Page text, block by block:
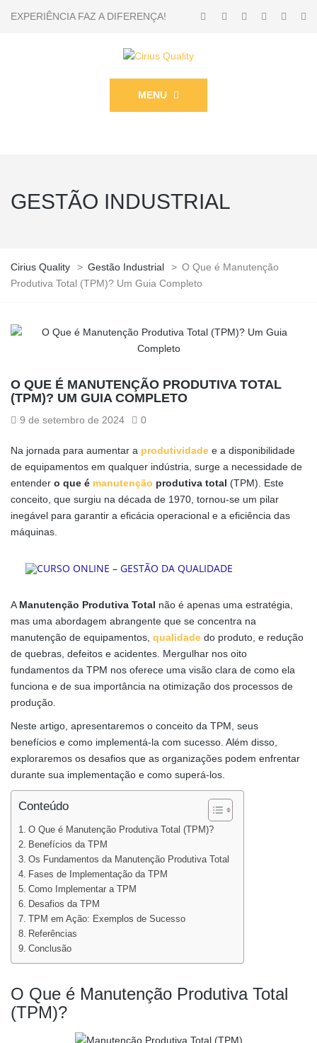
EXPERIÊNCIA FAZ A DIFERENÇA!
MENU
GESTÃO INDUSTRIAL
Cirius Quality > Gestão Industrial > O Que é Manutenção
Produtiva Total (TPM)? Um Guia Completo
O QUE É MANUTENÇÃO PRODUTIVA TOTAL
(TPM)? UM GUIA COMPLETO
9 de setembro de 2024 0
Na jornada para aumentar a produtividade e a disponibilidade
de equipamentos em qualquer indústria, surge a necessidade de
entender o que é manutenção produtiva total (TPM). Este
conceito, que surgiu na década de 1970, tornou-se um pilar
inegável para garantir a eficácia operacional e a eficiência das
máquinas.
A Manutenção Produtiva Total não é apenas uma estratégia,
mas uma abordagem abrangente que se concentra na
manutenção de equipamentos, qualidade do produto, e redução
de quebras, defeitos e acidentes. Mergulhar nos oito
fundamentos da TPM nos oferece uma visão clara de como ela
funciona e de sua importância na otimização dos processos de
produção.
Neste artigo, apresentaremos o conceito da TPM, seus
benefícios e como implementá-la com sucesso. Além disso,
exploraremos os desafios que as organizações podem enfrentar
durante sua implementação e como superá-los.
Conteúdo
O Que é Manutenção Produtiva Total (TPM)?
Benefícios da TPM
Os Fundamentos da Manutenção Produtiva Total
Fases de Implementação da TPM
Como Implementar a TPM
Desafios da TPM
TPM em Ação: Exemplos de Sucesso
Referências
Conclusão
O Que é Manutenção Produtiva Total
(TPM)?